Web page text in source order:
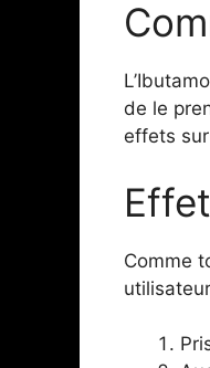
de le
effets
Comme